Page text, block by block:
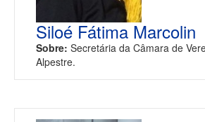
Siloé Fátima Marcolin
Sobre: Secretária da Câmara de
Alpestre.